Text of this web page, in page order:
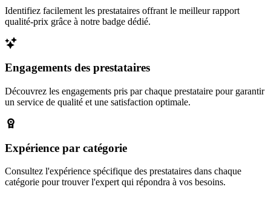
Identifiez facilement les prestataires offrant le meilleur rapport
qualité-prix grâce à notre badge dédié.
Engagements des prestataires
Découvrez les engagements pris par chaque prestataire pour garantir
un service de qualité et une satisfaction optimale.
Expérience par catégorie
Consultez l'expérience spécifique des prestataires dans chaque
catégorie pour trouver l'expert qui répondra à vos besoins.